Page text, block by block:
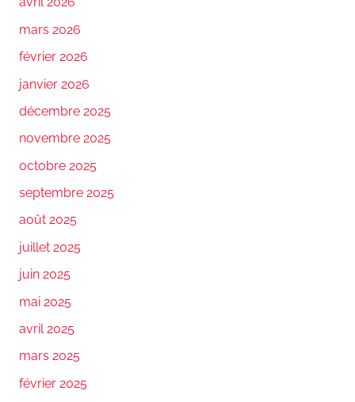
mars 2026
février 2026
janvier 2026
décembre 2025
novembre 2025
octobre 2025
septembre 2025
août 2025
juillet 2025
juin 2025
mai 2025
avril 2025
mars 2025
février 2025